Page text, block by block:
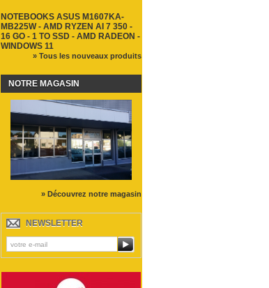
NOTEBOOKS ASUS M1607KA-
MB225W - AMD RYZEN AI 7 350 -
16 GO - 1 TO SSD - AMD RADEON -
WINDOWS 11
» Tous les nouveaux produits
NOTRE MAGASIN
» Découvrez notre magasin
NEWSLETTER